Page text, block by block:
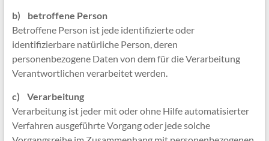
b) betroffene Person
Betroffene Person ist jede identifizierte oder
identifizierbare natürliche Person, deren
personenbezogene Daten von dem für die Verarbeitung
Verantwortlichen verarbeitet werden.
c) Verarbeitung
Verarbeitung ist jeder mit oder ohne Hilfe automatisierter
Verfahren ausgeführte Vorgang oder jede solche